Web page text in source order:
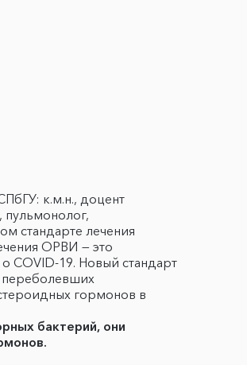
к.м.н., доцент
пульмонолог,
стандарте лечения
ОРВИ — это
COVID-19. Новый стандарт
переболевших
гормонов в
бактерий, они